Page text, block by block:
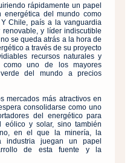
rápidamente un papel
energética del mundo como
Chile, país a la vanguardia
y líder indiscutible
se queda atrás a la hora de
a través de su proyecto
recursos naturales y
como uno de los mayores
del mundo a precios
mercados más atractivos en
consolidarse como uno
del energético para
eólico y solar, sino también
en el que la minería, la
industria juegan un papel
de esta fuente y la